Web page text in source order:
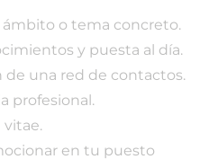
ámbito o tema concreto.
y puesta al día.
de una red de contactos.
profesional.
vitae.
en tu puesto